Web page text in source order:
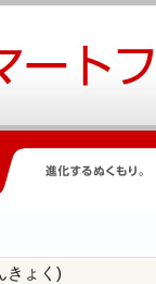
きょく)